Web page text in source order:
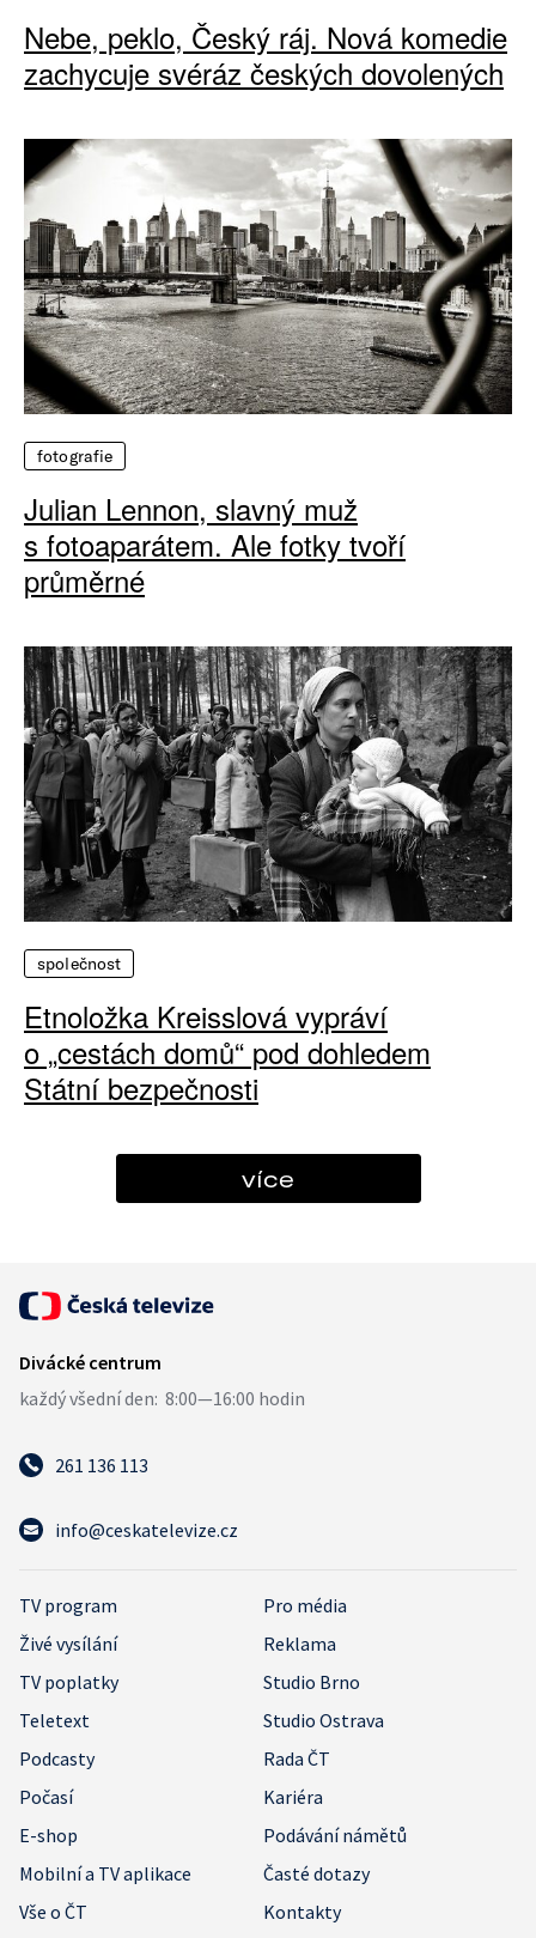
Nebe, peklo, Český ráj. Nová komedie
zachycuje svéráz českých dovolených
fotografie
Julian Lennon, slavný muž
s fotoaparátem. Ale fotky tvoří
průměrné
společnost
Etnoložka Kreisslová vypráví
o „cestách domů“ pod dohledem
Státní bezpečnosti
více
261 136 113
info@ceskatelevize.cz
TV program
Pro média
Živé vysílání
Reklama
TV poplatky
Studio Brno
Teletext
Studio Ostrava
Podcasty
Rada ČT
Počasí
Kariéra
E-shop
Podávání námětů
Mobilní a TV aplikace
Časté dotazy
Vše o ČT
Kontakty